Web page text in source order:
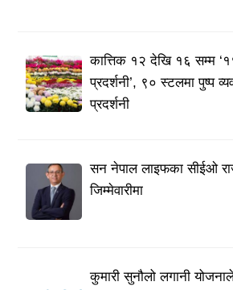
कात्तिक १२ देखि १६ सम्म
प्रदर्शनी’, ९० स्टलमा पुष्प
प्रदर्शनी
सन नेपाल लाइफका सीईओ
जिम्मेवारीमा
कुमारी सुनौलो लगानी